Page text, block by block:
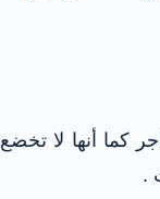
كما أنها لا تخضع
.